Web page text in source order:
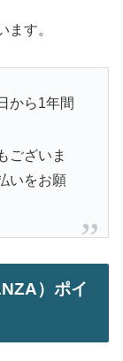
ます。
から1年間
ございま
いをお願
）ポイ